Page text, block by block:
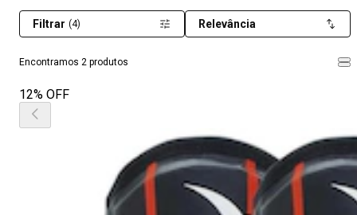
Encontramos 2 produtos
Filtrar (4) Relevância
12% OFF